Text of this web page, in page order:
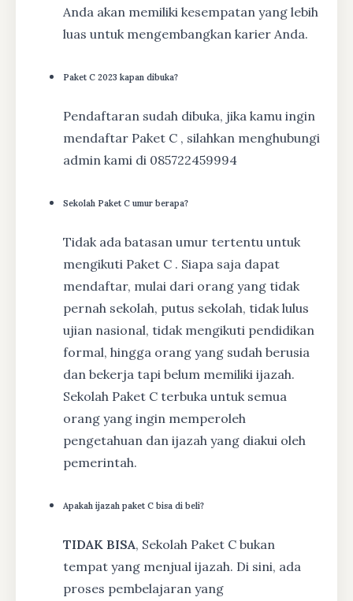
Anda akan memiliki kesempatan yang lebih
luas untuk mengembangkan karier Anda.
Paket C 2023 kapan dibuka?
Pendaftaran sudah dibuka, jika kamu ingin
mendaftar Paket C , silahkan menghubungi
admin kami di 085722459994
Sekolah Paket C umur berapa?
Tidak ada batasan umur tertentu untuk
mengikuti Paket C . Siapa saja dapat
mendaftar, mulai dari orang yang tidak
pernah sekolah, putus sekolah, tidak lulus
ujian nasional, tidak mengikuti pendidikan
formal, hingga orang yang sudah berusia
dan bekerja tapi belum memiliki ijazah.
Sekolah Paket C terbuka untuk semua
orang yang ingin memperoleh
pengetahuan dan ijazah yang diakui oleh
pemerintah.
Apakah ijazah paket C bisa di beli?
TIDAK BISA, Sekolah Paket C bukan
tempat yang menjual ijazah. Di sini, ada
proses pembelajaran yang